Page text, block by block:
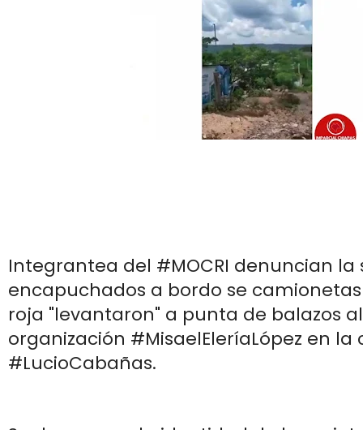
Integrantea del #MOCRI denuncian la
encapuchados a bordo se
roja "levantaron" a punta de balazos
organización #MisaelEleríaLópez en la
#LucioCabañas.